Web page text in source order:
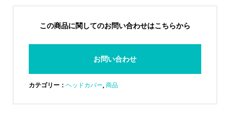
この商品に関してのお問い合わせはこちらから
お問い合わせ
カテゴリー： ヘッドカバー,商品